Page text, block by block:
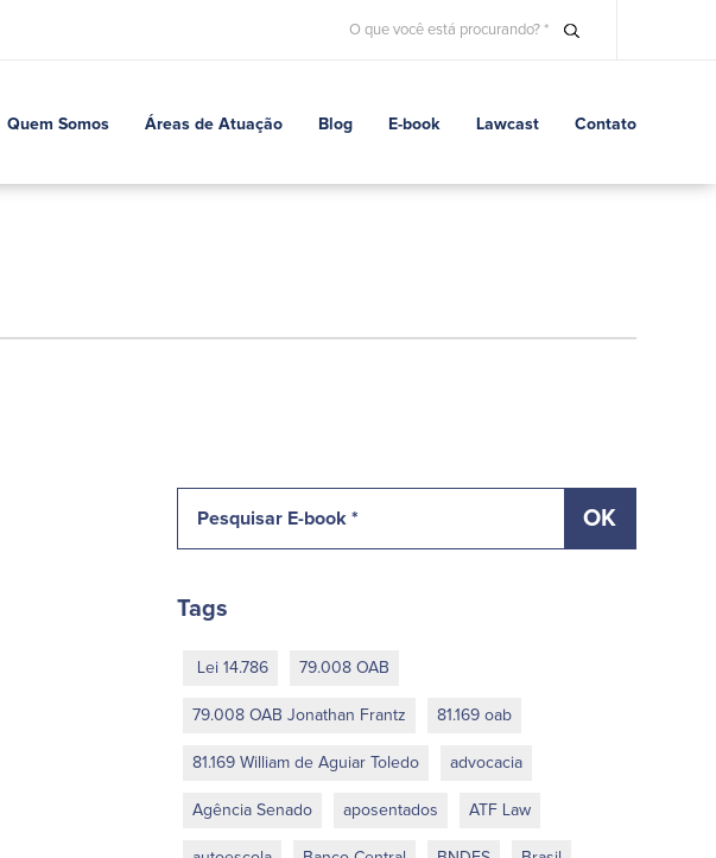
Quem Somos Áreas de Atuação Blog E-book Lawcast Contato
Tags
Lei 14.786 79.008 OAB
79.008 OAB Jonathan Frantz 81.169 oab
81.169 William de Aguiar Toledo advocacia
Agência Senado aposentados ATF Law